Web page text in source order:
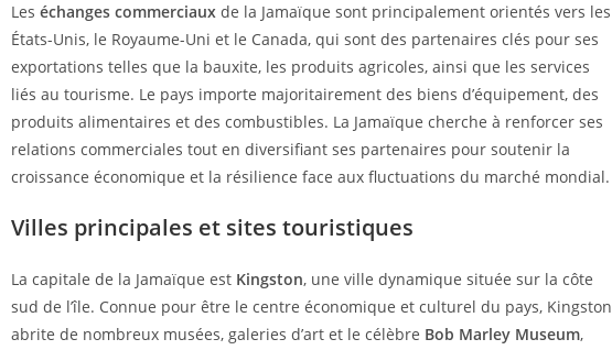
Les échanges commerciaux de la Jamaïque sont principalement orientés vers les
États-Unis, le Royaume-Uni et le Canada, qui sont des partenaires clés pour ses
exportations telles que la bauxite, les produits agricoles, ainsi que les services
liés au tourisme. Le pays importe majoritairement des biens d’équipement, des
produits alimentaires et des combustibles. La Jamaïque cherche à renforcer ses
relations commerciales tout en diversifiant ses partenaires pour soutenir la
croissance économique et la résilience face aux fluctuations du marché mondial.
Villes principales et sites touristiques
La capitale de la Jamaïque est Kingston, une ville dynamique située sur la côte
sud de l’île. Connue pour être le centre économique et culturel du pays, Kingston
abrite de nombreux musées, galeries d’art et le célèbre Bob Marley Museum,